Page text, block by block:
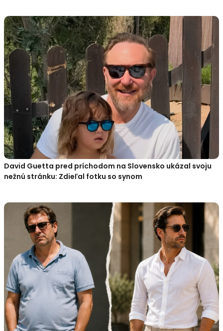
David Guetta pred príchodom na Slovensko ukázal svoju
nežnú stránku: Zdieľal fotku so synom